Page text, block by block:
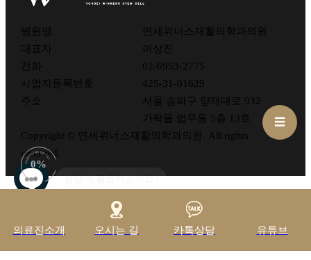
의료진소개 오시는 길 카톡상담 유튜브
☰
상담이 필요하신가요?
0%
YONSEI WINNERS STEM CELL
병원명
연세위너스재활의학과의원
대표자
이상진
전화
02-6953-2775
사업자등록번호
425-31-01629
주소
서울 송파구 양재대로 932
가락몰 업무동 5층 13호
Copyright © 연세위너스재활의학과의원. All rights
reserved.